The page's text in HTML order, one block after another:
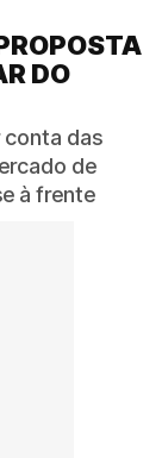
DO
conta das
de
à frente